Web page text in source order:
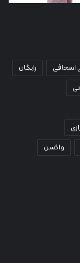
اسحاقی
رایگان
واکسن